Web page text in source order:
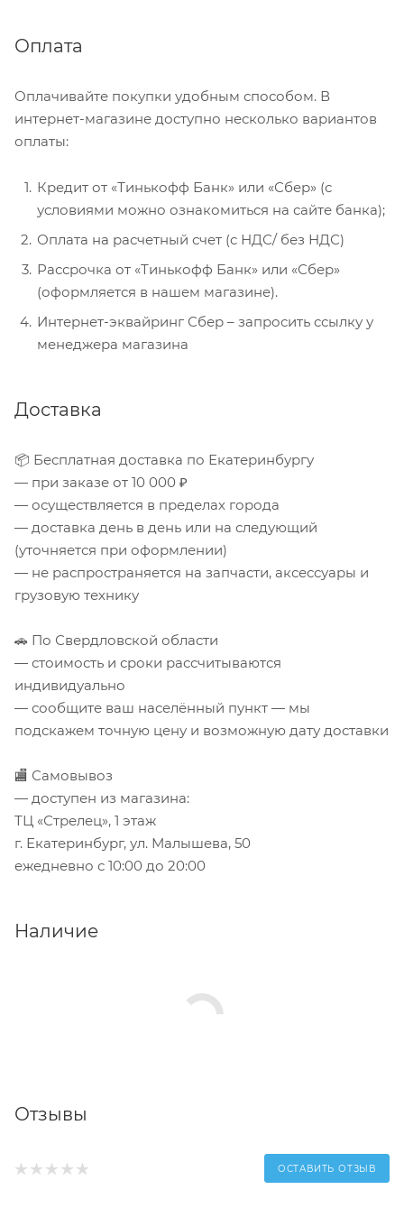
Оплата
Оплачивайте покупки удобным способом. В
интернет-магазине доступно несколько вариантов
оплаты:
Кредит от «Тинькофф Банк» или «Сбер» (с
условиями можно ознакомиться на сайте банка);
Оплата на расчетный счет (с НДС/ без НДС)
Рассрочка от «Тинькофф Банк» или «Сбер»
(оформляется в нашем магазине).
Интернет-эквайринг Сбер – запросить ссылку у
менеджера магазина
Доставка
📦 Бесплатная доставка по Екатеринбургу
— при заказе от 10 000 ₽
— осуществляется в пределах города
— доставка день в день или на следующий
(уточняется при оформлении)
— не распространяется на запчасти, аксессуары и
грузовую технику
🚗 По Свердловской области
— стоимость и сроки рассчитываются
индивидуально
— сообщите ваш населённый пункт — мы
подскажем точную цену и возможную дату доставки
🏬 Самовывоз
— доступен из магазина:
ТЦ «Стрелец», 1 этаж
г. Екатеринбург, ул. Малышева, 50
ежедневно с 10:00 до 20:00
Наличие
Отзывы
ОСТАВИТЬ ОТЗЫВ